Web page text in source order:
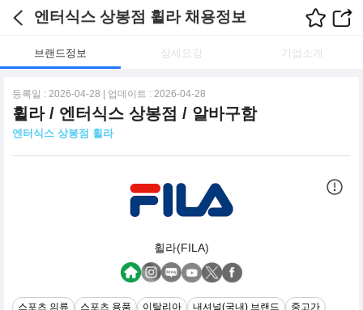
엔터식스 상봉점 휠라 채용정보
브랜드정보 상세요강 기업소개
등록일 : 2026-04-28 | 업데이트 : 2026-04-28
휠라 / 엔터식스 상봉점 / 알바구함
엔터식스 상봉점 휠라
휠라(FILA)
스포츠 의류 스포츠 용품 이탈리아 내셔널(국내) 브랜드 중고가